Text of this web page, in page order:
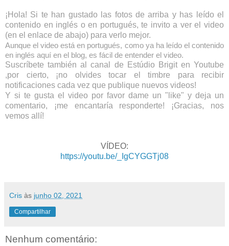
¡Hola! Si te han gustado las fotos de arriba y has leído el
contenido en inglés o en portugués, te invito a ver el video
(en el enlace de abajo) para verlo mejor.
Aunque el video está en portugués, como ya ha leído el contenido
en inglés aquí en el blog, es fácil de entender el video.
Suscríbete también al canal de Estúdio Brigit en Youtube
,por cierto, ¡no olvides tocar el timbre para recibir
notificaciones cada vez que publique nuevos videos!
Y si te gusta el video por favor dame un "like" y deja un
comentario, ¡me encantaría responderte! ¡Gracias, nos
vemos allí!
VÍDEO:
https://youtu.be/_IgCYGGTj08
Cris às junho 02, 2021
Compartilhar
Nenhum comentário: